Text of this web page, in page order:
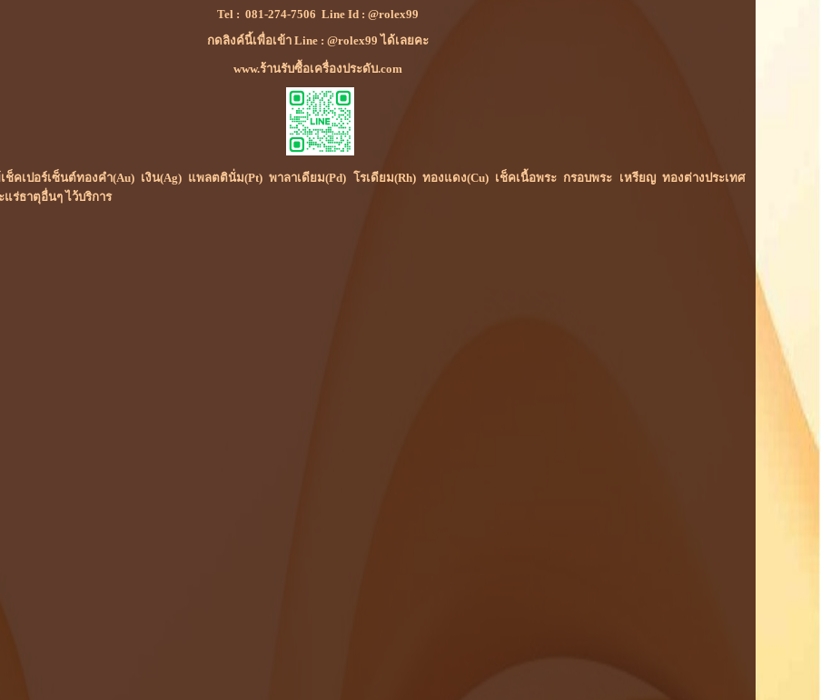
Tel : 081-274-7506 Line Id : @rolex99
กดลิงค์นี้เพื่อเข้า Line : @rolex99 ได้เลยคะ
www.ร้านรับซื้อเครื่องประดับ.com
เช็คเปอร์เซ็นต์ทองคำ(Au) เงิน(Ag) แพลตตินั่ม(Pt) พาลาเดียม(Pd) โรเดียม(Rh) ทองแดง(Cu) เช็คเนื้อพระ กรอบพระ เหรียญ ทองต่างประเทศ
ร่ธาตุอื่นๆ ไว้บริการ